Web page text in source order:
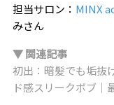
担当サロン： MINX
みさん
▼ 関連記事
初出：暗髪でも垢抜
ド感スリークボブ｜